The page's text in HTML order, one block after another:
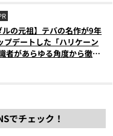
ルの元祖】テバの名作が9年
プデートした「ハリケーン
者があらゆる角度から徹底
でチェック！